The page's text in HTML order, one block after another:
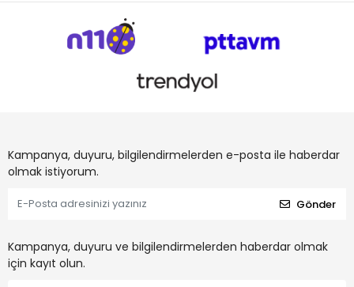
Kampanya, duyuru, bilgilendirmelerden e-posta ile haberdar
olmak istiyorum.
Gönder
Kampanya, duyuru ve bilgilendirmelerden haberdar olmak
için kayıt olun.